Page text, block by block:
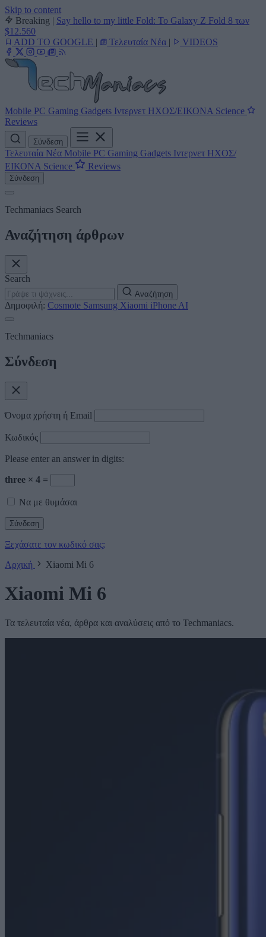
Skip to content
Breaking | Say hello to my little Fold: Το Galaxy Z Fold 8 των
$12.560
ADD TO GOOGLE | Τελευταία Νέα | VIDEOS
Mobile PC Gaming Gadgets Ιντερνετ ΗΧΟΣ/ΕΙΚΟΝΑ Science
Reviews
Σύνδεση
Τελευταία Νέα Mobile PC Gaming Gadgets Ιντερνετ ΗΧΟΣ/
ΕΙΚΟΝΑ Science Reviews
Σύνδεση
Techmaniacs Search
Αναζήτηση άρθρων
Search
Αναζήτηση
Δημοφιλή: Cosmote Samsung Xiaomi iPhone AI
Techmaniacs
Σύνδεση
Όνομα χρήστη ή Email
Κωδικός
Please enter an answer in digits:
three × 4 =
Να με θυμάσαι
Ξεχάσατε τον κωδικό σας;
Αρχική
Xiaomi Mi 6
Xiaomi Mi 6
Τα τελευταία νέα, άρθρα και αναλύσεις από το Techmaniacs.